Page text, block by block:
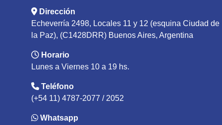
Dirección
Echeverría 2498, Locales 11 y 12 (esquina Ciudad de
la Paz), (C1428DRR) Buenos Aires, Argentina
Horario
Lunes a Viernes 10 a 19 hs.
Teléfono
(+54 11) 4787-2077 / 2052
Whatsapp